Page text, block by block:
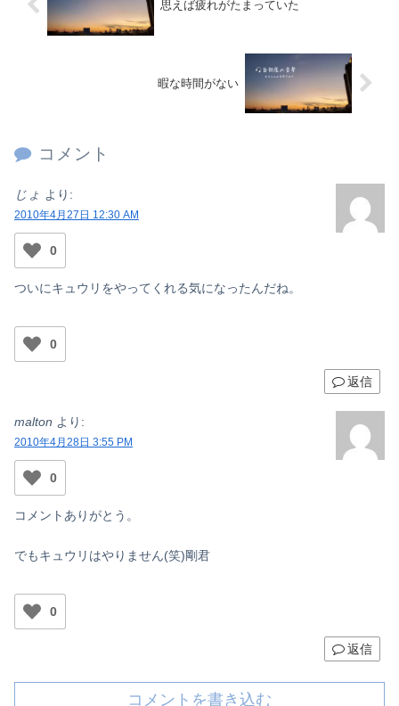
思えば疲れがたまっていた
暇な時間がない
コメント
じょ より:
2010年4月27日 12:30 AM
0
ついにキュウリをやってくれる気になったんだね。
0
返信
malton より:
2010年4月28日 3:55 PM
0
コメントありがとう。
でもキュウリはやりません(笑)剛君
0
返信
コメントを書き込む